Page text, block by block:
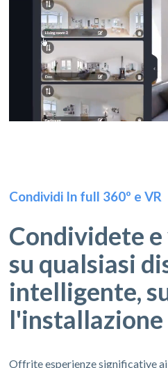
Condividi In full 360º e VR
Condividete
su qualsiasi
intelligente,
l'installazione
Offrite esperienze significative